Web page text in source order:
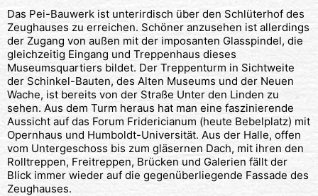
Das Pei-Bauwerk ist unterirdisch über den Schlüterhof des
Zeughauses zu erreichen. Schöner anzusehen ist allerdings
der Zugang von außen mit der imposanten Glasspindel, die
gleichzeitig Eingang und Treppenhaus dieses
Museumsquartiers bildet. Der Treppenturm in Sichtweite
der Schinkel-Bauten, des Alten Museums und der Neuen
Wache, ist bereits von der Straße Unter den Linden zu
sehen. Aus dem Turm heraus hat man eine faszinierende
Aussicht auf das Forum Fridericianum (heute Bebelplatz) mit
Opernhaus und Humboldt-Universität. Aus der Halle, offen
vom Untergeschoss bis zum gläsernen Dach, mit ihren den
Rolltreppen, Freitreppen, Brücken und Galerien fällt der
Blick immer wieder auf die gegenüberliegende Fassade des
Zeughauses.